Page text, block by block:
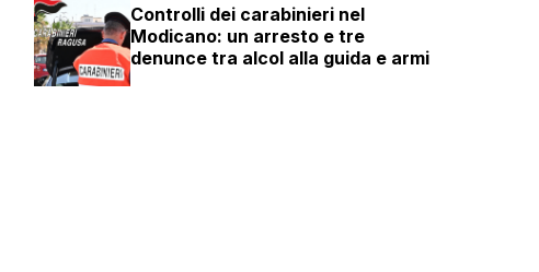
Controlli dei carabinieri nel
Modicano: un arresto e tre
denunce tra alcol alla guida e armi